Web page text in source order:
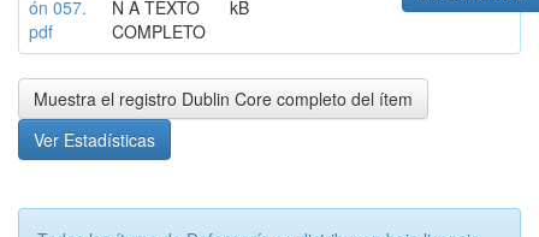
ón 057.
pdf
N A TEXTO
COMPLETO
kB
Muestra el registro Dublin Core completo del ítem
Ver Estadísticas